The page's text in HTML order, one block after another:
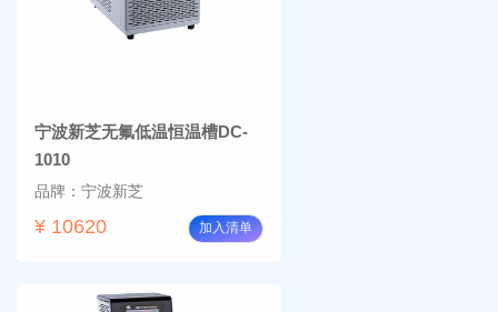
宁波新芝无氟低温恒温槽DC-
1010
品牌：宁波新芝
¥ 10620 加入清单